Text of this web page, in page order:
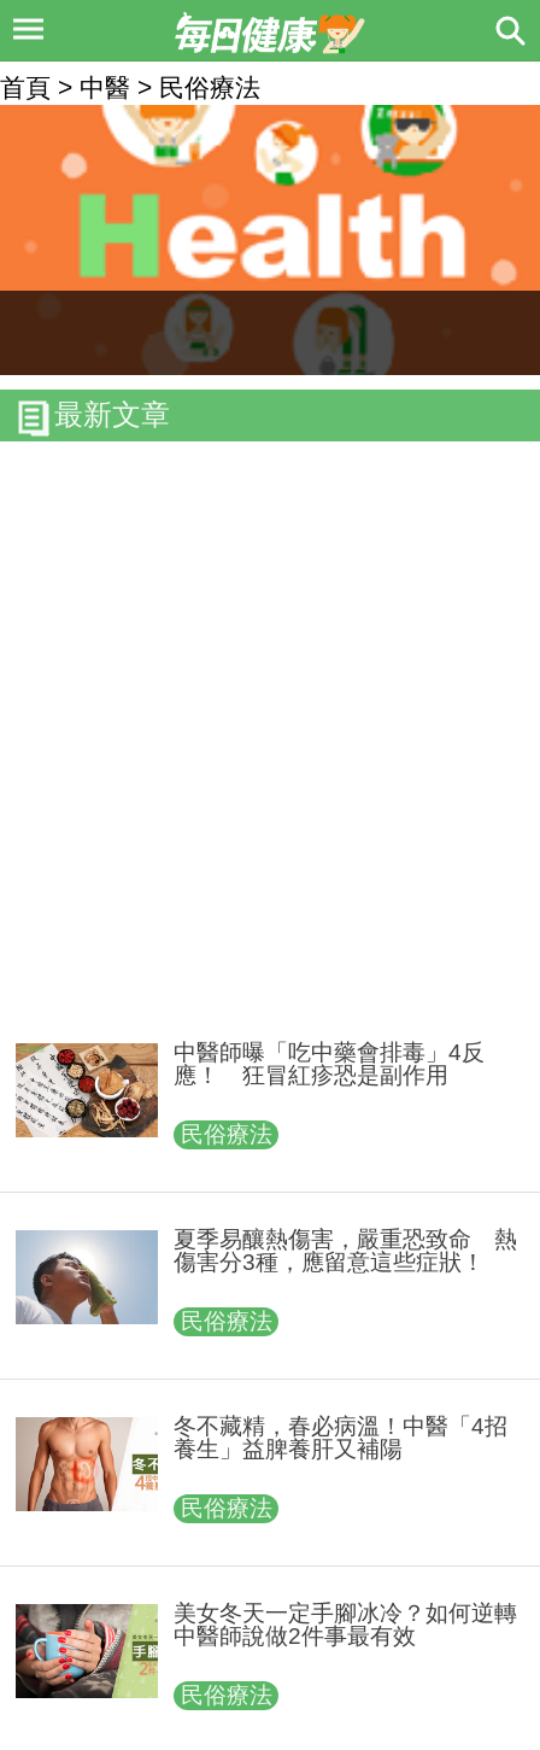
首頁 > 中醫 > 民俗療法
最新文章
中醫師曝「吃中藥會排毒」4反
應！ 狂冒紅疹恐是副作用
民俗療法
夏季易釀熱傷害，嚴重恐致命 熱
傷害分3種，應留意這些症狀！
民俗療法
冬不藏精，春必病溫！中醫「4招
養生」益脾養肝又補陽
民俗療法
美女冬天一定手腳冰冷？如何逆轉
中醫師說做2件事最有效
民俗療法